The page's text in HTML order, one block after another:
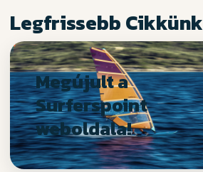
Legfrissebb Cikkünk
Megújult a
Surferspoint
weboldala!